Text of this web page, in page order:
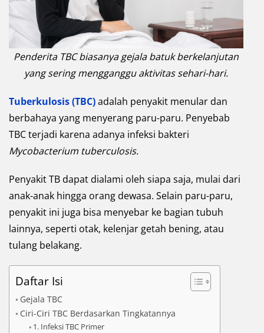
Penderita TBC biasanya gejala batuk berkelanjutan
yang sering mengganggu aktivitas sehari-hari.
Tuberkulosis (TBC)adalah penyakit menular dan
berbahaya yang menyerang paru-paru. Penyebab
TBC terjadi karena adanya infeksi bakteri
Mycobacterium tuberculosis.
Penyakit TB dapat dialami oleh siapa saja, mulai dari
anak-anak hingga orang dewasa. Selain paru-paru,
penyakit ini juga bisa menyebar ke bagian tubuh
lainnya, seperti otak, kelenjar getah bening, atau
tulang belakang.
Daftar Isi
Gejala TBC
Ciri-Ciri TBC Berdasarkan Tingkatannya
1. Infeksi TBC Primer